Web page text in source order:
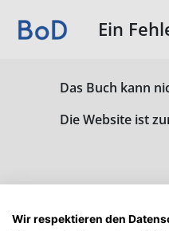
Ein
Das Buch kann
Die Website ist
Wir respektieren den